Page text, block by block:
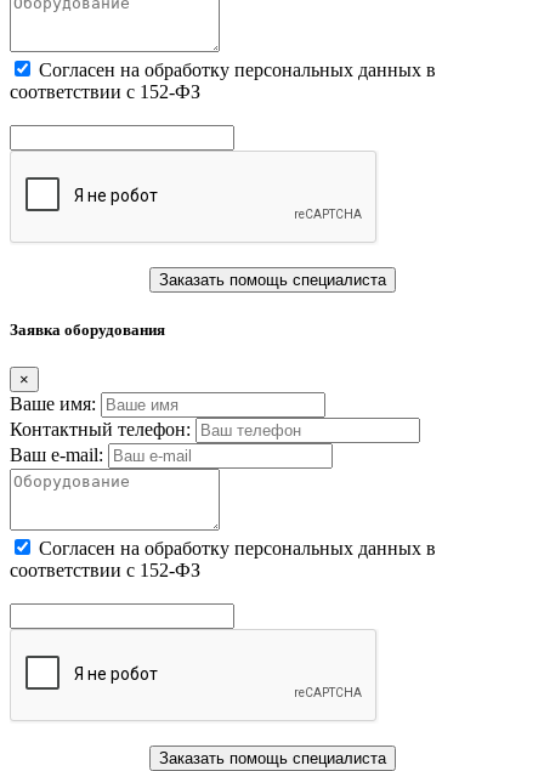
Cогласен на обработку персональных данных в
соответствии с 152-ФЗ
Заказать помощь специалиста
Заявка оборудования
×
Ваше имя:
Контактный телефон:
Ваш e-mail:
Cогласен на обработку персональных данных в
соответствии с 152-ФЗ
Заказать помощь специалиста